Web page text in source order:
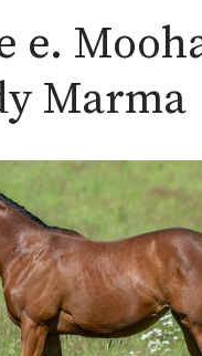
Åringer
Åringer
Åringer
Åringer
Åringer
Åringer
Åringer
e.
Marma